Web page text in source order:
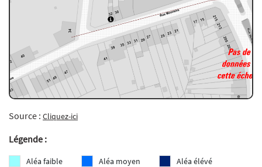
Source : Cliquez-ici
Légende :
Aléa faible Aléa moyen Aléa élévé